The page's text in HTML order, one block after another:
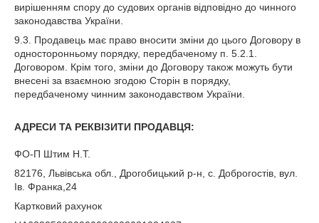
вирішенням спору до судових органів відповідно до чинного
законодавства України.
9.3. Продавець має право вносити зміни до цього Договору в
односторонньому порядку, передбаченому п. 5.2.1.
Договором. Крім того, зміни до Договору також можуть бути
внесені за взаємною згодою Сторін в порядку,
передбаченому чинним законодавством України.
АДРЕСИ ТА РЕКВІЗИТИ ПРОДАВЦЯ:
ФО-П Штим Н.Т.
82176, Львівська обл., Дрогобицький р-н, с. Доброгостів, вул.
Ів. Франка,24
Картковий рахунок